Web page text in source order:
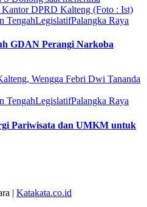
TengahLegislatifPalangka Raya
GDAN Perangi Narkoba
TengahLegislatifPalangka Raya
Pariwisata dan UMKM untuk
| Katakata.co.id